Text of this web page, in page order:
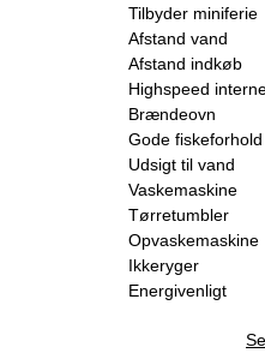
Tilbyder miniferie
Afstand vand
Afstand indkøb
Highspeed
Brændeovn
Gode fiskeforhold
Udsigt til vand
Vaskemaskine
Tørretumbler
Opvaskemaskine
Ikkeryger
Energivenligt